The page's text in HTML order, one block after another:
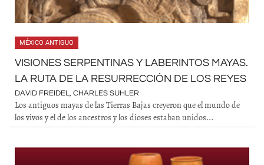
MÉXICO ANTIGUO
VISIONES SERPENTINAS Y LABERINTOS MAYAS.
LA RUTA DE LA RESURRECCIÓN DE LOS REYES
DAVID FREIDEL, CHARLES SUHLER
Los antiguos mayas de las Tierras Bajas creyeron que el mundo de
los vivos y el de los ancestros y los dioses estaban unidos...